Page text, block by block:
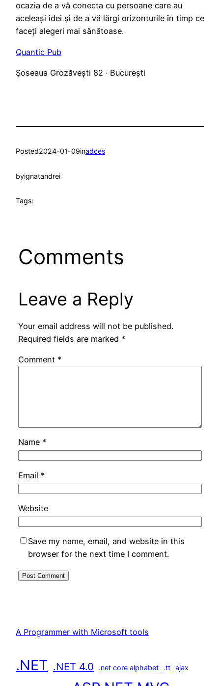
ocazia de a vă conecta cu persoane care au
aceleași idei și de a vă lărgi orizonturile în timp ce
faceți alegeri mai sănătoase.
Quantic Pub
Șoseaua Grozăvești 82 · București
Posted2024-01-09inadces
byignatandrei
Tags:
Comments
Leave a Reply
Your email address will not be published.
Required fields are marked *
Comment *
Name *
Email *
Website
Save my name, email, and website in this
browser for the next time I comment.
A Programmer with Microsoft tools
.NET .NET 4.0 .net core alphabet .tt ajax